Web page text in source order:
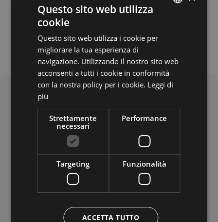
Cosa offre
Lingue parlate
ENGLISH
Questo sito web utilizza
cookie
Questo sito web utilizza i cookie per
migliorare la tua esperienza di
navigazione. Utilizzando il nostro sito web
acconsenti a tutti i cookie in conformità
con la nostra policy per i cookie. Leggi di
più
Strettamente
necessari
Performance
Targeting Funzionalità
ACCETTA TUTTO